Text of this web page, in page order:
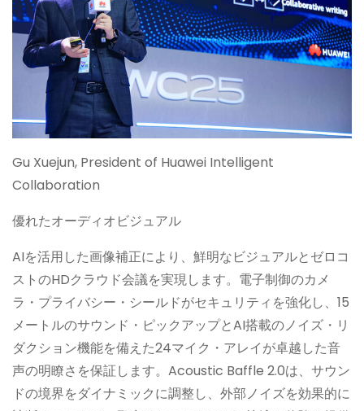
Gu Xuejun, President of Huawei Intelligent
Collaboration
優れたオーディオビジュアル
AIを活用した画像補正により、鮮明なビジュアルとゼロコ
ストのHDクラウド会議を実現します。電子制御のカメ
ラ・プライバシー・シールドがセキュリティを強化し、15
メートルのサウンド・ピックアップとAI搭載のノイズ・リ
ダクション機能を備えた24マイク・アレイが卓越した音
声の明瞭さを保証します。Acoustic Baffle 2.0は、サウン
ドの境界をダイナミックに調整し、外部ノイズを効果的に